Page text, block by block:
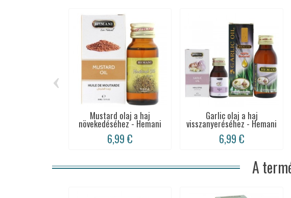
Mustard olaj a haj
növekedéséhez - Hemani
6,99 €
Garlic olaj a haj
visszanyeréséhez - Hemani
6,99 €
‹
A